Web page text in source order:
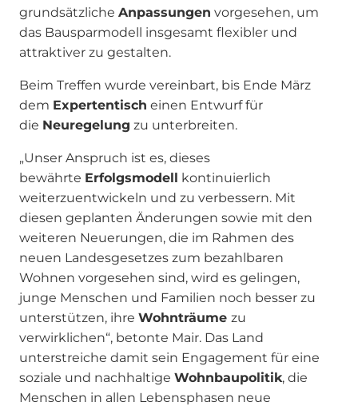
grundsätzliche Anpassungen vorgesehen, um
das Bausparmodell insgesamt flexibler und
attraktiver zu gestalten.
Beim Treffen wurde vereinbart, bis Ende März
dem Expertentisch einen Entwurf für
die Neuregelung zu unterbreiten.
„Unser Anspruch ist es, dieses
bewährte Erfolgsmodell kontinuierlich
weiterzuentwickeln und zu verbessern. Mit
diesen geplanten Änderungen sowie mit den
weiteren Neuerungen, die im Rahmen des
neuen Landesgesetzes zum bezahlbaren
Wohnen vorgesehen sind, wird es gelingen,
junge Menschen und Familien noch besser zu
unterstützen, ihre Wohnträume zu
verwirklichen“, betonte Mair. Das Land
unterstreiche damit sein Engagement für eine
soziale und nachhaltige Wohnbaupolitik, die
Menschen in allen Lebensphasen neue